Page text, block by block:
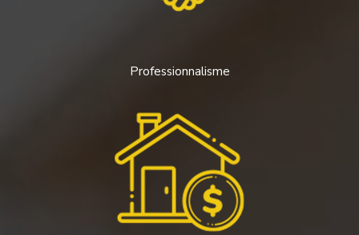
Professionnalisme